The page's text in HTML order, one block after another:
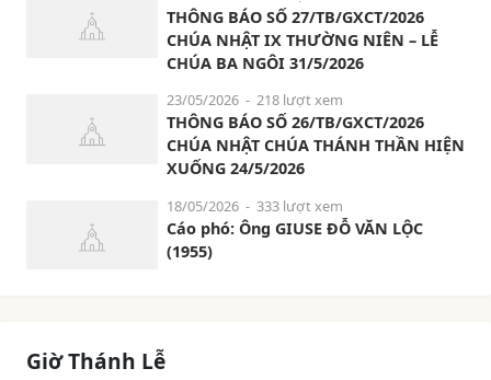
THÔNG BÁO SỐ 27/TB/GXCT/2026
CHÚA NHẬT IX THƯỜNG NIÊN – LỄ
CHÚA BA NGÔI 31/5/2026
23/05/2026 - 218 lượt xem
THÔNG BÁO SỐ 26/TB/GXCT/2026
CHÚA NHẬT CHÚA THÁNH THẦN HIỆN
XUỐNG 24/5/2026
18/05/2026 - 333 lượt xem
Cáo phó: Ông GIUSE ĐỖ VĂN LỘC
(1955)
Giờ Thánh Lễ